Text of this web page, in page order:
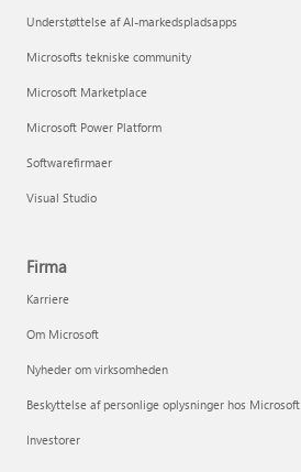
Understøttelse af AI-markedspladsapps
Microsofts tekniske community
Microsoft Marketplace
Microsoft Power Platform
Softwarefirmaer
Visual Studio
Firma
Karriere
Om Microsoft
Nyheder om virksomheden
Beskyttelse af personlige oplysninger hos Microsoft
Investorer